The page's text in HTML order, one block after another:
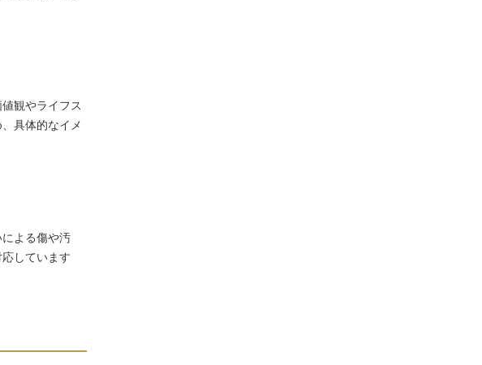
観やライフス
具体的なイメ
よる傷や汚
しています